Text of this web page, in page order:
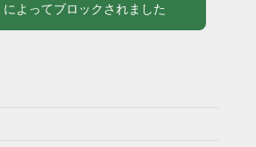
によってブロックされました